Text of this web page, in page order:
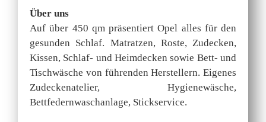
Über uns
Auf über 450 qm präsentiert Opel alles für den
gesunden Schlaf. Matratzen, Roste, Zudecken,
Kissen, Schlaf- und Heimdecken sowie Bett- und
Tischwäsche von führenden Herstellern. Eigenes
Zudeckenatelier, Hygienewäsche,
Bettfedernwaschanlage, Stickservice.